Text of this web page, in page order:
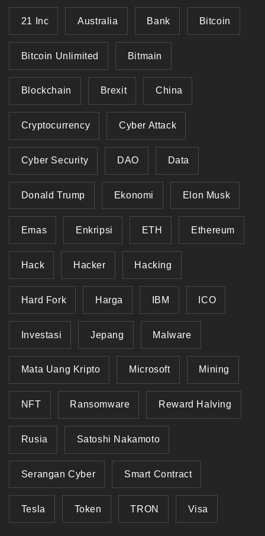
21 Inc Australia Bank Bitcoin
Bitcoin Unlimited Bitmain
Blockchain Brexit China
Cryptocurrency Cyber Attack
Cyber Security DAO Data
Donald Trump Ekonomi Elon Musk
Emas Enkripsi ETH Ethereum
Hack Hacker Hacking
Hard Fork Harga IBM ICO
Investasi Jepang Malware
Mata Uang Kripto Microsoft Mining
NFT Ransomware Reward Halving
Rusia Satoshi Nakamoto
Serangan Cyber Smart Contract
Tesla Token TRON Visa